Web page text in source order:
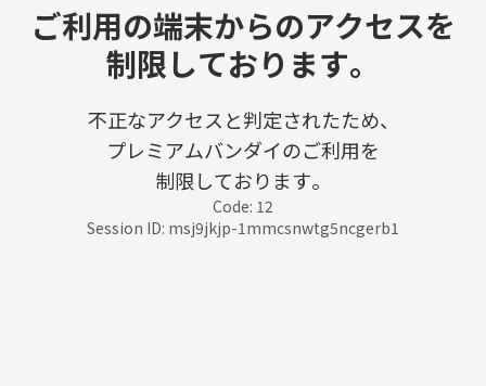
ご利用の端末からのアクセスを
制限しております。
不正なアクセスと判定されたため、
プレミアムバンダイのご利用を
制限しております。
Code: 12
Session ID: msj9jkjp-1mmcsnwtg5ncgerb1